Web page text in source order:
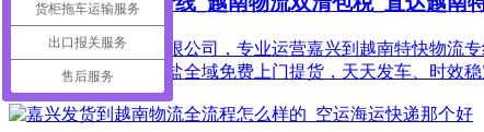
锦秀国际货运代理有限公司，专业运营嘉兴到越南特快物
湖、桐乡、海宁、海盐全域免费上门提货，天天发车、时效
2026-04-03
货柜拖车运输服务
出口报关服务
售后服务